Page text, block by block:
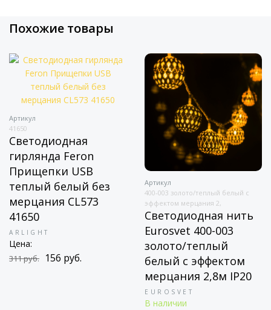
Похожие товары
Артикул
41650
Светодиодная
гирлянда Feron
Прищепки USB
теплый белый без
мерцания CL573
41650
ARLIGHT
Цена:
311 руб. 156 руб.
Артикул
400-003 золото/теплый белый с
эффектом мерцания 2,
Светодиодная нить
Eurosvet 400-003
золото/теплый
белый с эффектом
мерцания 2,8м IP20
EUROSVET
В наличии